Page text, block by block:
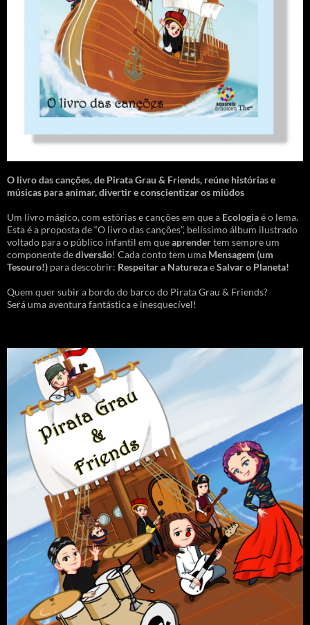
O livro das canções,de Pirata Grau & Friends, reúne histórias e
músicas para animar, divertir e conscientizar os miúdos
Um livro mágico, com estórias e canções em que a Ecologiaé o lema.
Esta é a proposta de “O livro das canções”, belíssimo álbum ilustrado
voltado para o público infantil em queaprendertem sempre um
componente dediversão! Cada conto tem uma Mensagem (um
Tesouro!) para descobrir: Respeitar a NaturezaeSalvar o Planeta!
Quem quer subir a bordo do barco do Pirata Grau & Friends?
Será uma aventura fantástica e inesquecível!